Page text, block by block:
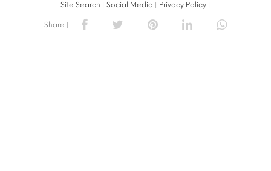
Site Search
Social Media Privacy Policy
Share |